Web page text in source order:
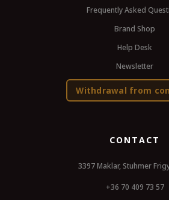
Frequently Asked
Brand Shop
Help Desk
Newsletter
Withdrawal from
CONTACT
3397 Maklar, Stuhmer
+36 70 409 73 57